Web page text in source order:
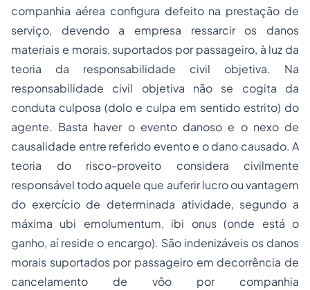
companhia aérea configura defeito na prestação de
serviço, devendo a empresa ressarcir os danos
materiais e morais, suportados por passageiro, à luz da
teoria da responsabilidade civil objetiva. Na
responsabilidade civil objetiva não se cogita da
conduta culposa (dolo e culpa em sentido estrito) do
agente. Basta haver o evento danoso e o nexo de
causalidade entre referido evento e o dano causado. A
teoria do risco-proveito considera civilmente
responsável todo aquele que auferir lucro ou vantagem
do exercício de determinada atividade, segundo a
máxima ubi emolumentum, ibi onus (onde está o
ganho, aí reside o encargo). São indenizáveis os danos
morais suportados por passageiro em decorrência de
cancelamento de vôo por companhia